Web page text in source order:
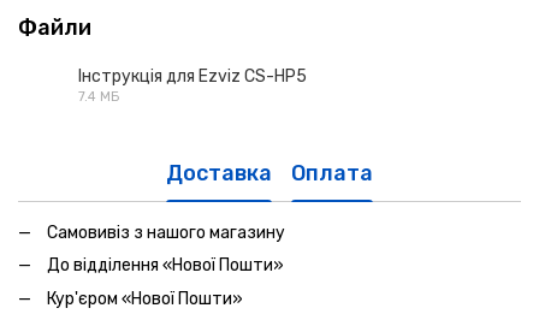
Файли
Інструкція для Ezviz CS-HP5
7.4 МБ
Доставка Оплата
Самовивіз з нашого магазину
До відділення «Нової Пошти»
Кур'єром «Нової Пошти»